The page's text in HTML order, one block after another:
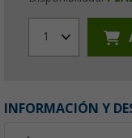
1
INFORMACIÓN Y